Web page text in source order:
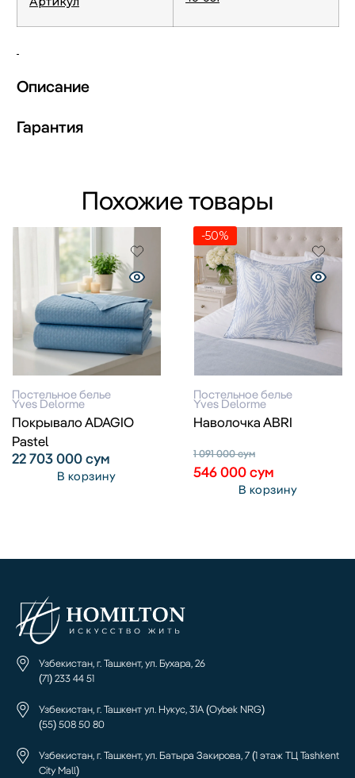
Описание
Гарантия
Похожие товары
Постельное белье
Yves Delorme
Покрывало ADAGIO
Pastel
22 703 000сум
В корзину
-50%
Постельное белье
Yves Delorme
Наволочка ABRI
1 091 000сум
546 000сум
В корзину
Узбекистан, г. Ташкент, ул. Бухара, 26
(71) 233 44 51
Узбекистан, г. Ташкент ул. Нукус, 31А (Oybek NRG)
(55) 508 50 80
Узбекистан, г. Ташкент, ул. Батыра Закирова, 7 (1 этаж ТЦ Tashkent
City Mall)